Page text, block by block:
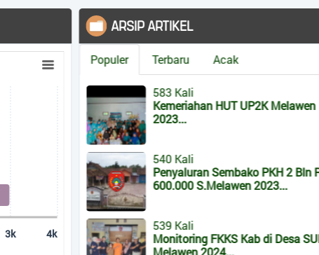
from 1393 to 2976.
ARSIP ARTIKEL
Populer Terbaru Acak
Kemeriahan HUT UP2K Melawen
2023...
540 Kali
Penyaluran Sembako PKH 2 Bln Rp
600.000 S.Melawen 2023...
539 Kali
Monitoring FKKS Kab di Desa SUNGAI
Melawen 2024...